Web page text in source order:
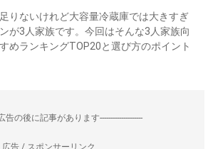
りないけれど大容量冷蔵庫では大きすぎ
が3人家族です。今回はそんな3人家族向
めランキングTOP20と選び方のポイント
広告の後に記事があります--------------------
広告 / スポンサーリンク